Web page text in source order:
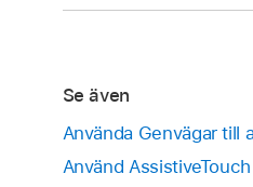
Se även
Använda Genvägar till
Använd